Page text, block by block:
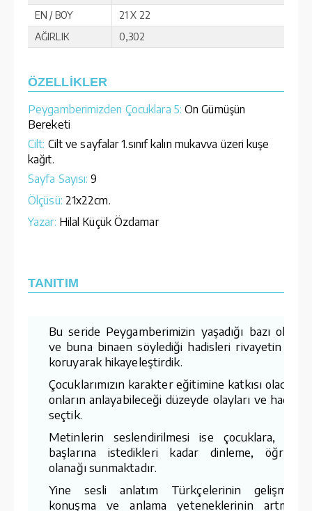
EN / BOY
21 X 22
AĞIRLIK
0,302
ÖZELLİKLER
Peygamberimizden Çocuklara 5: On Gümüşün
Bereketi
Cilt: Cilt ve sayfalar 1.sınıf kalın mukavva üzeri kuşe
kağıt.
Sayfa Sayısı: 9
Ölçüsü: 21x22cm.
Yazar: Hilal Küçük Özdamar
TANITIM
Bu seride Peygamberimizin yaşadığı bazı
ve buna binaen söylediği hadisleri rivayetin
koruyarak hikayeleştirdik.
Çocuklarımızın karakter eğitimine katkısı olacak
onların anlayabileceği düzeyde olayları ve
seçtik.
Metinlerin seslendirilmesi ise çocuklara,
başlarına istedikleri kadar dinleme,
olanağı sunmaktadır.
Yine sesli anlatım Türkçelerinin
konuşma ve anlama yeteneklerinin